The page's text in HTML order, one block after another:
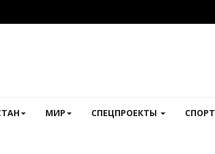
МИР СПЕЦПРОЕКТЫ СПОРТ